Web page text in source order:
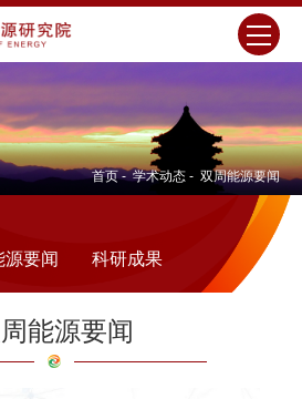
首页 - 学术动态 - 双周能源要闻
源要闻 科研成果
能源要闻